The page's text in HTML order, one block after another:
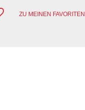
ZU MEINEN FAVORITEN